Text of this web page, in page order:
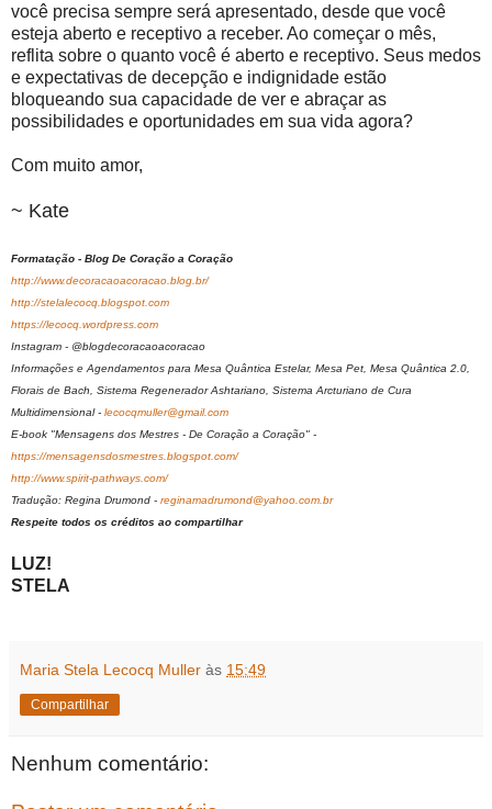
você precisa sempre será apresentado, desde que você
esteja aberto e receptivo a receber. Ao começar o mês,
reflita sobre o quanto você é aberto e receptivo. Seus medos
e expectativas de decepção e indignidade estão
bloqueando sua capacidade de ver e abraçar as
possibilidades e oportunidades em sua vida agora?
Com muito amor,
~ Kate
Formatação - Blog De Coração a Coração
http://www.decoracaoacoracao.blog.br/
http://stelalecocq.blogspot.com
https://lecocq.wordpress.com
Instagram - @blogdecoracaoacoracao
Informações e Agendamentos para Mesa Quântica Estelar, Mesa Pet, Mesa Quântica 2.0,
Florais de Bach, Sistema Regenerador Ashtariano, Sistema Arcturiano de Cura
Multidimensional - lecocqmuller@gmail.com
E-book "Mensagens dos Mestres - De Coração a Coração" -
https://mensagensdosmestres.blogspot.com/
http://www.spirit-pathways.com/
Tradução: Regina Drumond - reginamadrumond@yahoo.com.br
Respeite todos os créditos ao compartilhar
LUZ!
STELA
Maria Stela Lecocq Muller às 15:49
Compartilhar
Nenhum comentário: